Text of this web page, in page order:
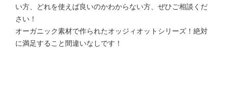
い方、どれを使えば良いのかわからない方、ぜひご相談くだ
さい！
オーガニック素材で作られたオッジィオットシリーズ！絶対
に満足すること間違いなしです！